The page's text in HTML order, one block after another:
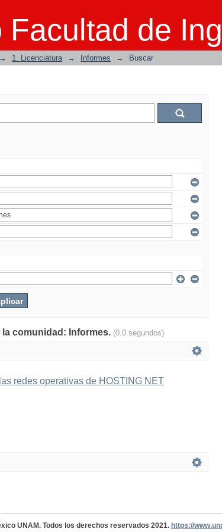
Facultad de
→ 1. Licenciatura → Informes → Buscar
comunidad: Informes. (0.0 segundos)
redes operativas de HOSTING NET
UNAM. Todos los derechos reservados 2021. https://